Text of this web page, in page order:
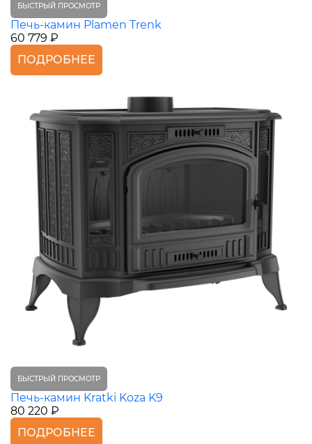
БЫСТРЫЙ ПРОСМОТР
Печь-камин Plamen Trenk
60 779 ₽
ПОДРОБНЕЕ
БЫСТРЫЙ ПРОСМОТР
Печь-камин Kratki Koza K9
80 220 ₽
ПОДРОБНЕЕ